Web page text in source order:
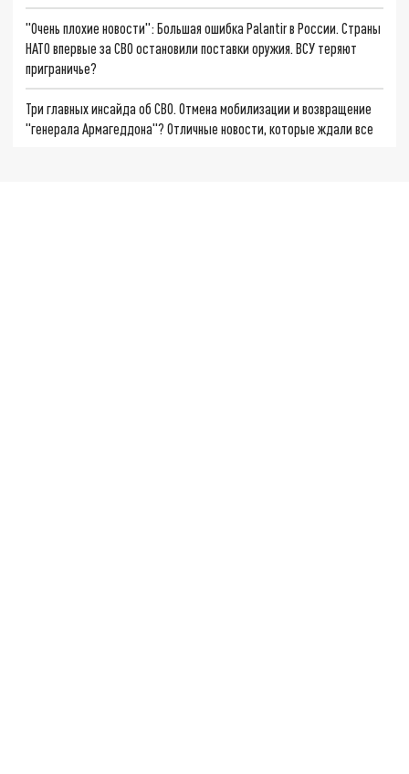
"Очень плохие новости": Большая ошибка Palantir в России. Страны
НАТО впервые за СВО остановили поставки оружия. ВСУ теряют
приграничье?
Три главных инсайда об СВО. Отмена мобилизации и возвращение
"генерала Армагеддона"? Отличные новости, которые ждали все